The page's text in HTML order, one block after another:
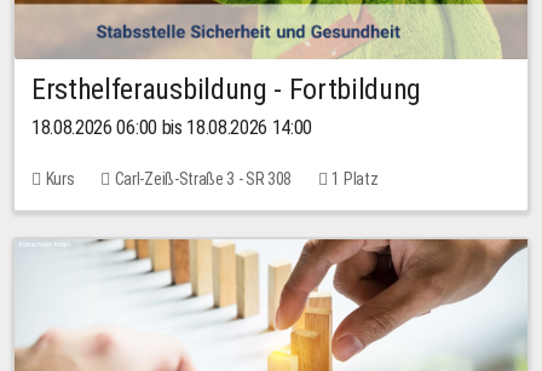
Ersthelferausbildung - Fortbildung
18.08.2026 06:00 bis 18.08.2026 14:00
Kurs Carl-Zeiß-Straße 3 - SR 308 1 Platz